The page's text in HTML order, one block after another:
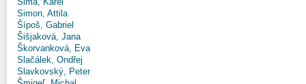
Simon, Attila
Šípoš, Gabriel
Šišjaková, Jana
Škorvanková, Eva
Slačálek, Ondřej
Slavkovský, Peter